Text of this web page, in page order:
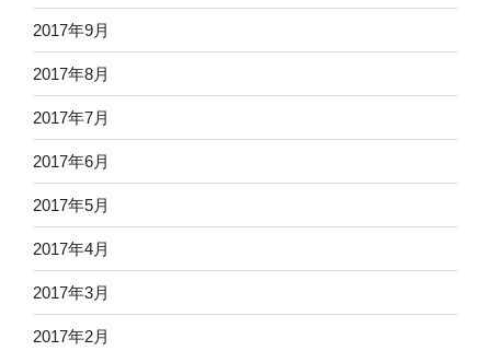
2017年9月
2017年8月
2017年7月
2017年6月
2017年5月
2017年4月
2017年3月
2017年2月